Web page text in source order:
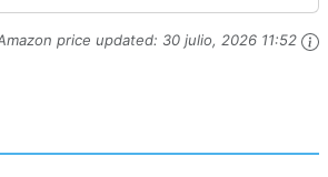
price updated: 30 julio, 2026 11:52